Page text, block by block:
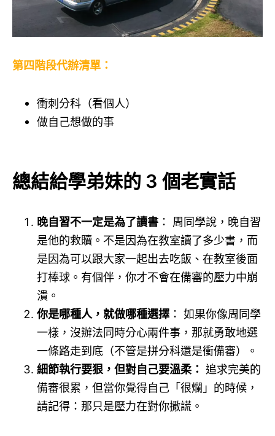
第四階段代辦清單：
衝刺分科（看個人）
做自己想做的事
總結給學弟妹的 3 個老實話
晚自習不一定是為了讀書 ： 周同學說，晚自習
是他的救贖。不是因為在教室讀了多少書，而
是因為可以跟大家一起出去吃飯、在教室後面
打棒球。有個伴，你才不會在備審的壓力中崩
潰。
你是哪種人，就做哪種選擇 ： 如果你像周同學
一樣，沒辦法同時分心兩件事，那就勇敢地選
一條路走到底（不管是拼分科還是衝備審）。
細節執行要狠，但對自己要溫柔： 追求完美的
備審很累，但當你覺得自己「很爛」的時候，
請記得：那只是壓力在對你撒謊。